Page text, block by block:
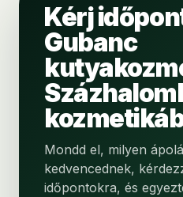
Kérj
Gubanc
Mondd el, milyen
kedvencednek,
időpontokra, és